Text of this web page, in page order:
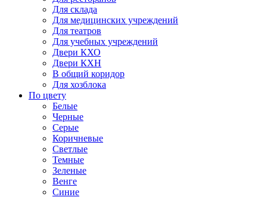
Для склада
Для медицинских учреждений
Для театров
Для учебных учреждений
Двери КХО
Двери КХН
В общий коридор
Для хозблока
По цвету
Белые
Черные
Серые
Коричневые
Светлые
Темные
Зеленые
Венге
Синие